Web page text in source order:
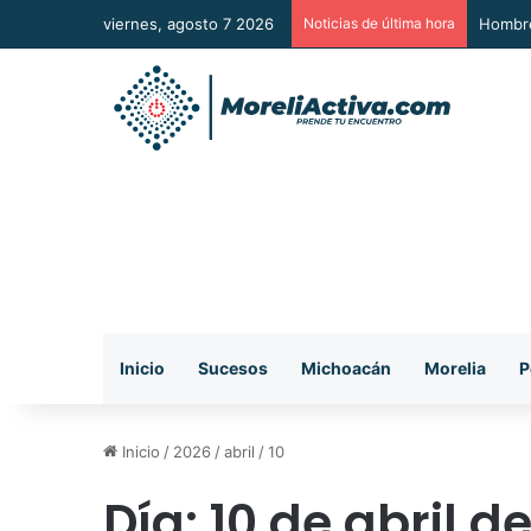
viernes, agosto 7 2026 Noticias de última hora A
Inicio Sucesos Michoacán Morelia
Inicio / 2026 /abril /10